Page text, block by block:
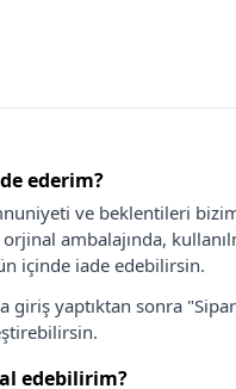
ederim?
ve beklentileri
ambalajında,
içinde iade edebilirsin.
giriş yaptıktan sonra
edebilirim?